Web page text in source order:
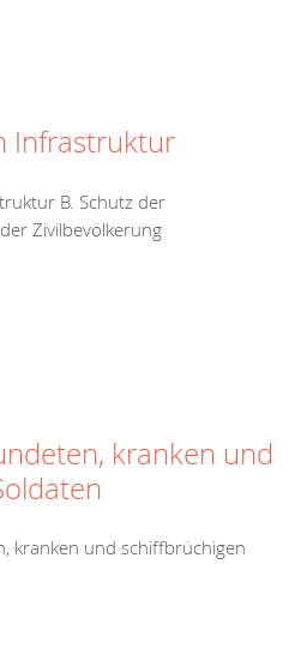
Infrastruktur
B. Schutz der
Zivilbevölkerung
kranken und
kranken und schiffbrüchigen